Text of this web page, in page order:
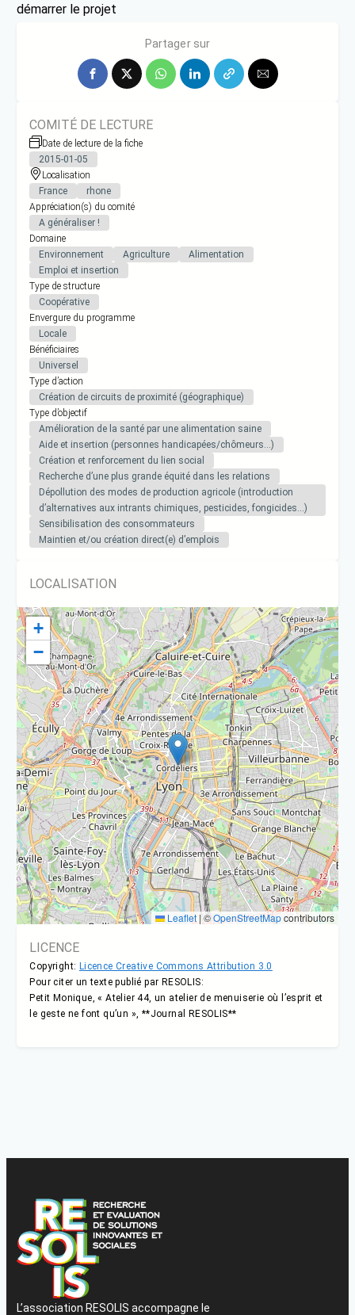
démarrer le projet
Partager sur
COMITÉ DE LECTURE
Date de lecture de la fiche
2015-01-05
Localisation
France
rhone
Appréciation(s) du comité
A généraliser !
Domaine
Environnement
Agriculture
Alimentation
Emploi et insertion
Type de structure
Coopérative
Envergure du programme
Locale
Bénéficiaires
Universel
Type d’action
Création de circuits de proximité (géographique)
Type d’objectif
Amélioration de la santé par une alimentation saine
Aide et insertion (personnes handicapées/chômeurs…)
Création et renforcement du lien social
Recherche d’une plus grande équité dans les relations
Dépollution des modes de production agricole (introduction
d’alternatives aux intrants chimiques, pesticides, fongicides…)
Sensibilisation des consommateurs
Maintien et/ou création direct(e) d’emplois
LOCALISATION
+
−
Leaflet |©OpenStreetMapcontributors
LICENCE
Copyright: Licence Creative Commons Attribution 3.0
Pour citer un texte publié par RESOLIS:
Petit Monique, « Atelier 44, un atelier de menuiserie où l’esprit et
le geste ne font qu’un », **Journal RESOLIS**
L’association RESOLIS accompagne le